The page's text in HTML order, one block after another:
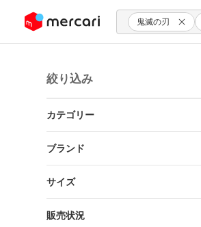
ツにスキップ 鬼滅の刃
絞り込み
カテゴリー
ブランド
サイズ
販売状況